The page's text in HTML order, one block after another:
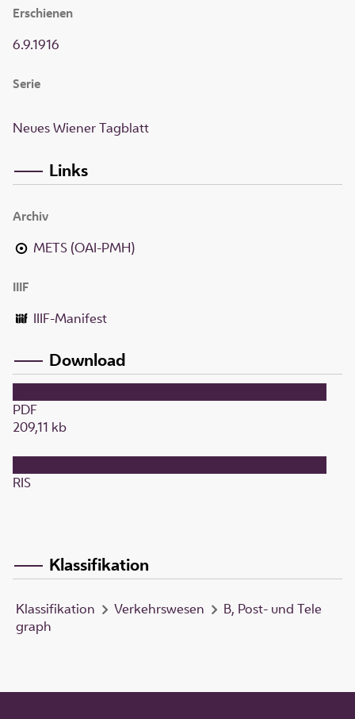
Erschienen
6.9.1916
Serie
Neues Wiener Tagblatt
Links
Archiv
METS (OAI-PMH)
IIIF
IIIF-Manifest
Download
PDF
209,11 kb
RIS
Klassifikation
Klassifikation Verkehrswesen
B, Post- und Tele
graph